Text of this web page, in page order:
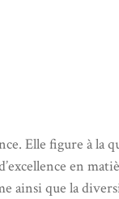
Elle figure à la
en
ainsi que la